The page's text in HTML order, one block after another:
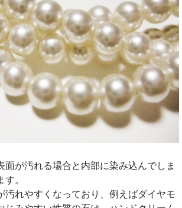
面が汚れる場合と内部に染み込んでしま
。
汚れやすくなっており、例えばダイヤモ